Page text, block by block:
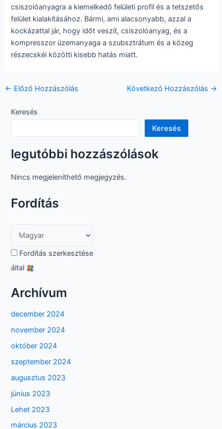
csiszolóanyagra a kiemelkedő felületi profil és a tetszetős
felület kialakításához. Bármi, ami alacsonyabb, azzal a
kockázattal jár, hogy időt veszít, csiszolóanyag, és a
kompresszor üzemanyaga a szubsztrátum és a közeg
részecskéi közötti kisebb hatás miatt.
Hozzászólás
← Előző Hozzászólás Következő Hozzászólás →
Keresés
Keresés
legutóbbi hozzászólások
Nincs megjeleníthető megjegyzés.
Fordítás
Fordítás szerkesztése
által
Archívum
december 2024
november 2024
október 2024
szeptember 2024
augusztus 2023
június 2023
Lehet 2023
március 2023